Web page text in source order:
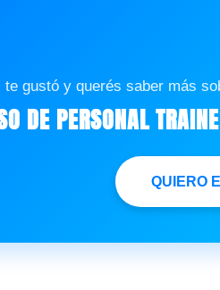
te gustó y querés saber más
DE PERSONAL
QUIERO